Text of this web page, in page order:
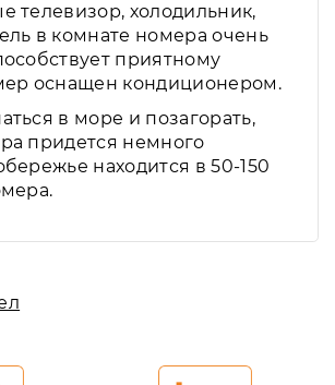
телевизор, холодильник,
в комнате номера очень
приятному
оснащен кондиционером.
в море и позагорать,
придется немного
находится в 50-150